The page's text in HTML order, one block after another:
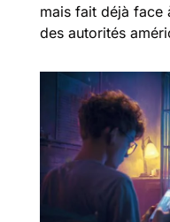
mais fait déjà face
des autorités